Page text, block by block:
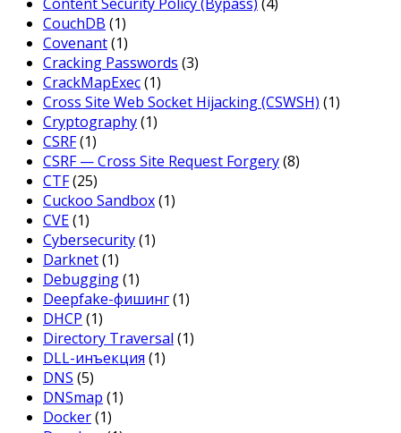
CouchDB (1)
Covenant(1)
Cracking Passwords (3)
CrackMapExec(1)
Cross Site Web Socket Hijacking (CSWSH) (1)
Cryptography(1)
CSRF(1)
CSRF — Cross Site Request Forgery(8)
CTF(25)
Cuckoo Sandbox(1)
CVE(1)
Cybersecurity(1)
Darknet(1)
Debugging(1)
Deepfake-фишинг(1)
DHCP (1)
Directory Traversal (1)
DLL-инъекция (1)
DNS (5)
DNSmap (1)
Docker(1)